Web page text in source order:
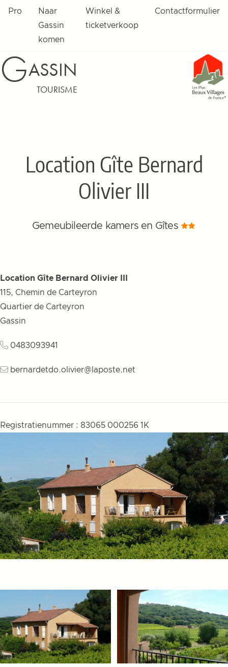
Pro
Naar
Gassin
komen
Winkel &
ticketverkoop
Contactformulier
GASSIN
TOURISME
Location Gîte Bernard
Olivier III
Gemeubileerde kamers en Gîtes
Location Gîte Bernard Olivier III
115, Chemin de Carteyron
Quartier de Carteyron
Gassin
0483093941
bernardetdo.olivier@laposte.net
Registratienummer : 83065 000256 1K